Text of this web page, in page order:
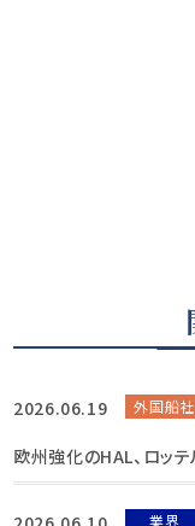
2026.06.19 外国船社
欧州強化のHAL、ロッ
業界